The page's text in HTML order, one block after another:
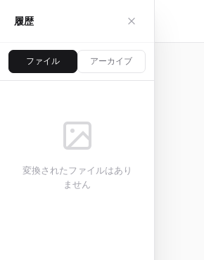
履歴
ファイル アーカイブ
変換されたファイルはあり
ません